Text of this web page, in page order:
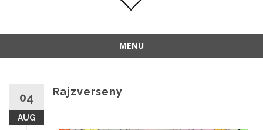
MENU
04
AUG
Rajzverseny